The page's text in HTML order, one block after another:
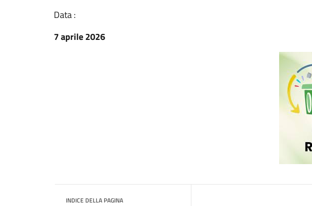
Data :
7 aprile 2026
INDICE DELLA PAGINA